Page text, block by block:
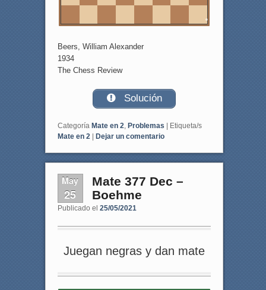
Beers, William Alexander
1934
The Chess Review
Solución
Categoría Mate en 2 Problemas | Etiqueta/s
Mate en 2 | Dejar un comentario
May
25
Mate 377 Dec –
Boehme
Publicado el 25/05/2021
Juegan negras y dan mate